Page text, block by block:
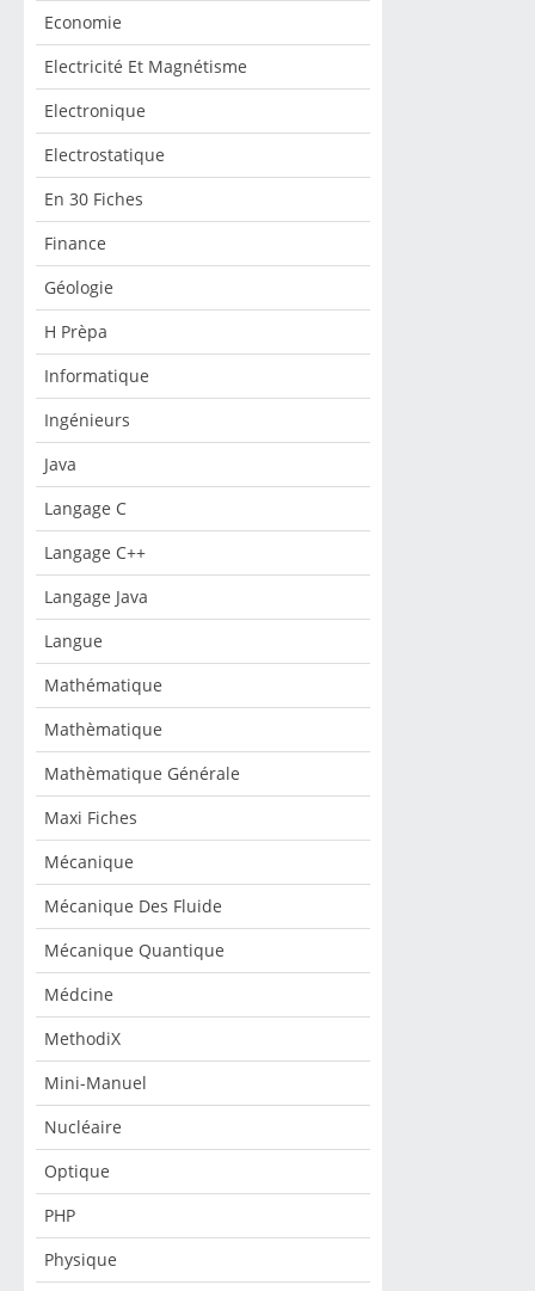
Economie
Electricité Et Magnétisme
Electronique
Electrostatique
En 30 Fiches
Finance
Géologie
H Prèpa
Informatique
Ingénieurs
Java
Langage C
Langage C++
Langage Java
Langue
Mathématique
Mathèmatique
Mathèmatique Générale
Maxi Fiches
Mécanique
Mécanique Des Fluide
Mécanique Quantique
Médcine
MethodiX
Mini-Manuel
Nucléaire
Optique
PHP
Physique